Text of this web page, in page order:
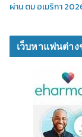
ผ่าน ตม อเมริกา
เว็บหาแฟนต่า